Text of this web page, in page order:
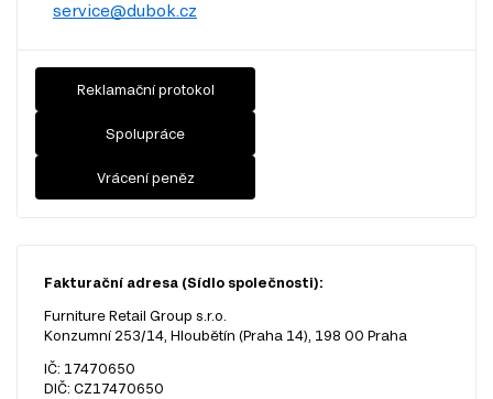
service@dubok.cz
Reklamační protokol
Spolupráce
Vrácení peněz
Fakturační adresa (Sídlo společnosti):
Furniture Retail Group s.r.o.
Konzumní 253/14, Hloubětín (Praha 14), 198 00 Praha
IČ: 17470650
DIČ: CZ17470650